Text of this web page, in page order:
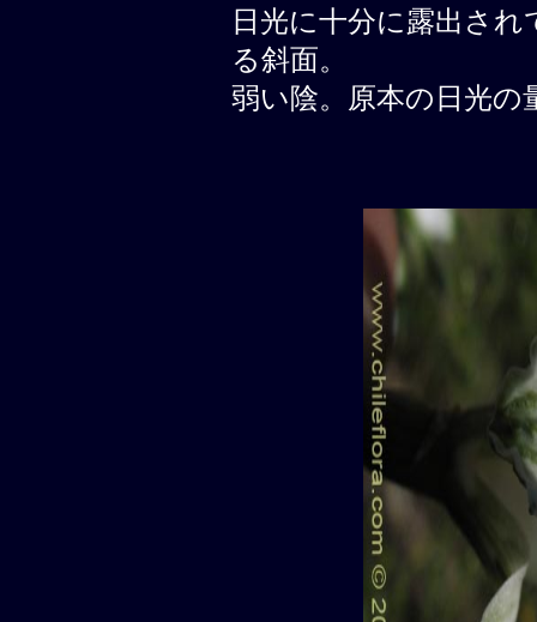
日光に十分に露出さ
る斜面。
弱い陰。原本の日光の